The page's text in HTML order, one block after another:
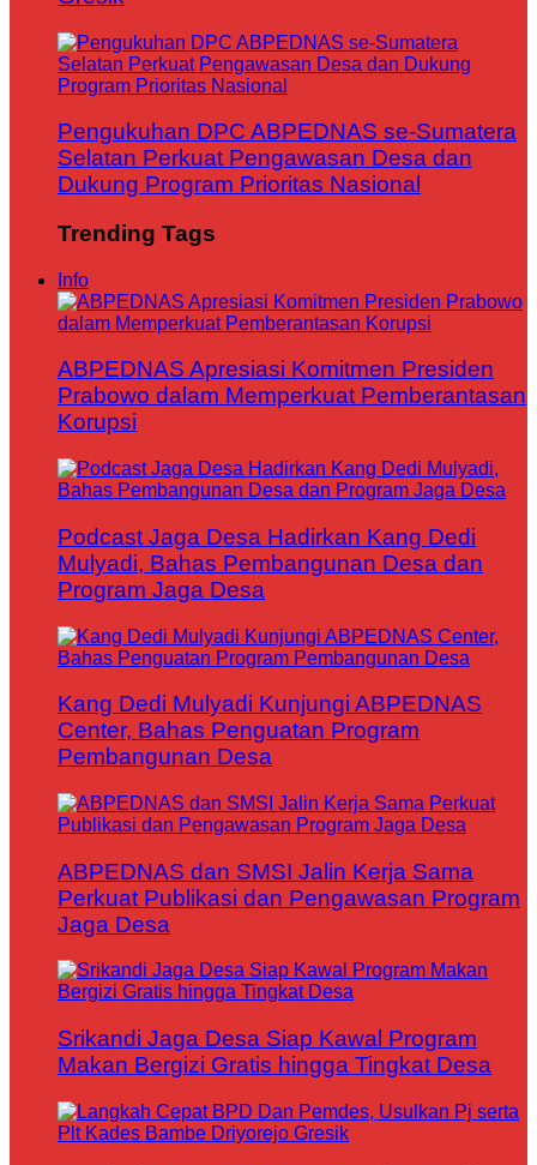
Pengukuhan DPC ABPEDNAS se-Sumatera
Selatan Perkuat Pengawasan Desa dan
Dukung Program Prioritas Nasional
Trending Tags
Info
ABPEDNAS Apresiasi Komitmen Presiden
Prabowo dalam Memperkuat Pemberantasan
Korupsi
Podcast Jaga Desa Hadirkan Kang Dedi
Mulyadi, Bahas Pembangunan Desa dan
Program Jaga Desa
Kang Dedi Mulyadi Kunjungi ABPEDNAS
Center, Bahas Penguatan Program
Pembangunan Desa
ABPEDNAS dan SMSI Jalin Kerja Sama
Perkuat Publikasi dan Pengawasan Program
Jaga Desa
Srikandi Jaga Desa Siap Kawal Program
Makan Bergizi Gratis hingga Tingkat Desa